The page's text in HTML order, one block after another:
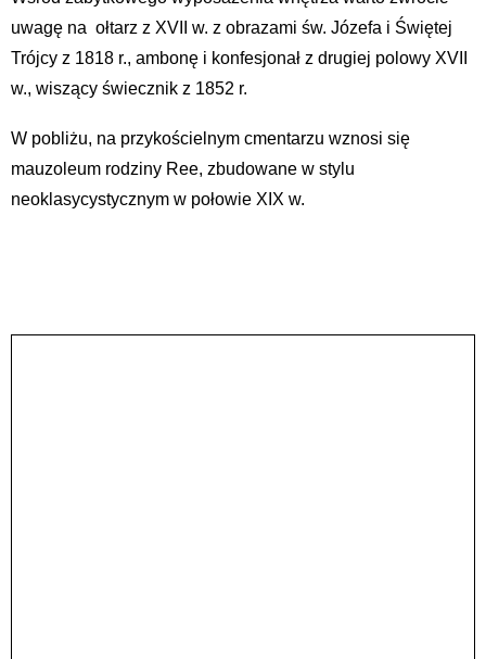
uwagę na ołtarz z XVII w. z obrazami św. Józefa i Świętej
Trójcy z 1818 r., ambonę i konfesjonał z drugiej polowy XVII
w., wiszący świecznik z 1852 r.
W pobliżu, na przykościelnym cmentarzu wznosi się
mauzoleum rodziny Ree, zbudowane w stylu
neoklasycystycznym w połowie XIX w.